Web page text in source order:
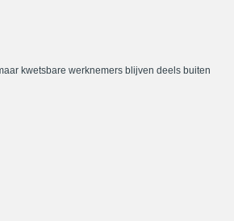
kwetsbare werknemers blijven deels buiten